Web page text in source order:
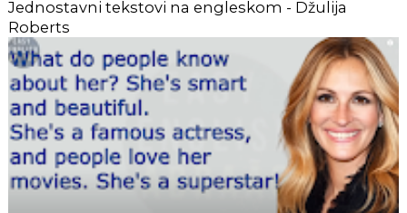
Jednostavni tekstovi na engleskom - Džulija
Roberts